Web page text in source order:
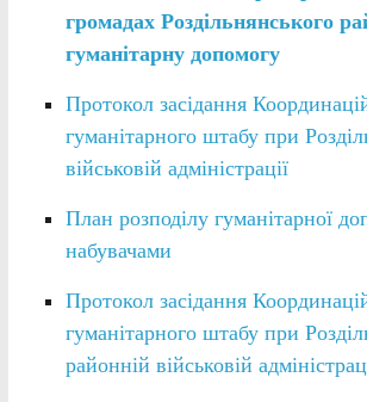
громадах Роздільнянського
гуманітарну допомогу
Протокол засідання
гуманітарного штабу при
військовій адміністрації
План розподілу гуманітарної
набувачами
Протокол засідання
гуманітарного штабу при
районній військовій